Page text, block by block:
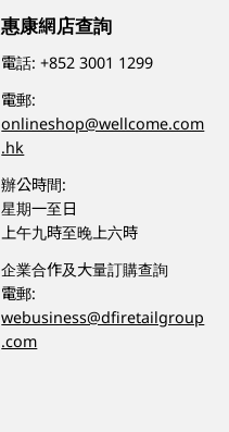
惠康網店查詢
電話:+852 3001 1299
電郵:
onlineshop@wellcome.com
.hk
辦公時間:
星期一至日
上午九時至晚上六時
企業合作及大量訂購查詢
電郵:
webusiness@dfiretailgroup
.com